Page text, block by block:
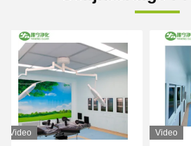
Video Video